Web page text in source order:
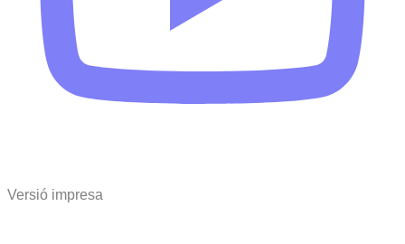
Versió impresa